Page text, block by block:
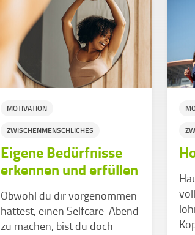
MOTIVATION
ZWISCHENMENSCHLICHES
Eigene Bedürfnisse
erkennen und erfüllen
Obwohl du dir vorgenommen
hattest, einen Selfcare-Abend
zu machen, bist du doch